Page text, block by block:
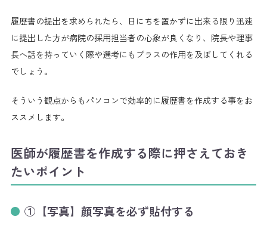
履歴書の提出を求められたら、日にちを置かずに出来る限り迅速
に提出した方が病院の採用担当者の心象が良くなり、院長や理事
長へ話を持っていく際や選考にもプラスの作用を及ぼしてくれる
でしょう。
そういう観点からもパソコンで効率的に履歴書を作成する事をお
ススメします。
医師が履歴書を作成する際に押さえておき
たいポイント
①【写真】顔写真を必ず貼付する